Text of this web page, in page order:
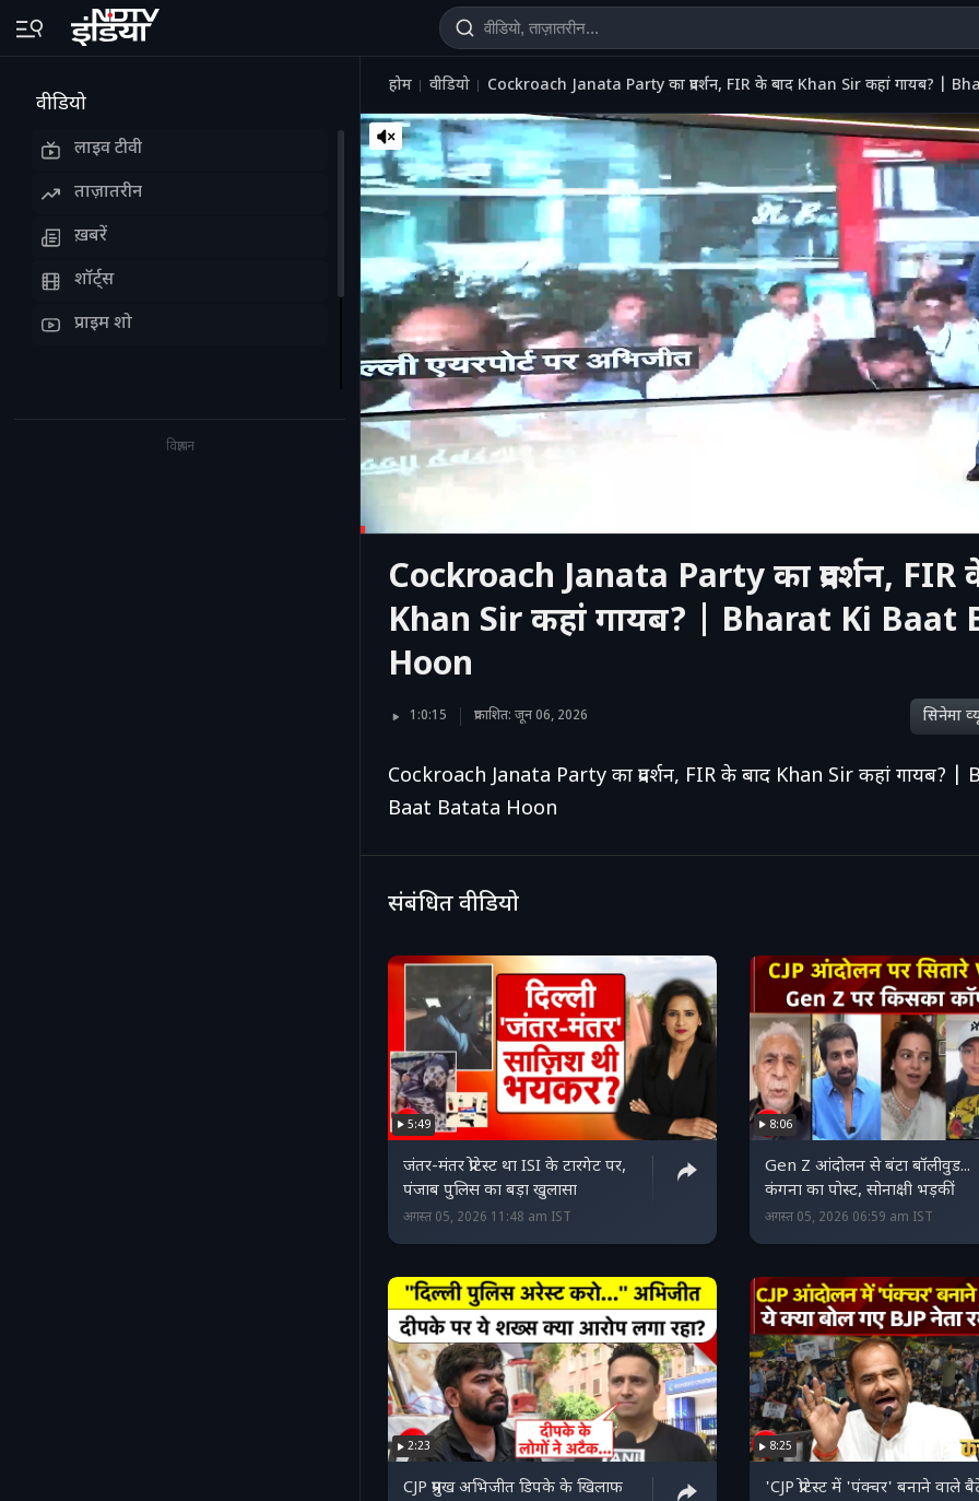
वीडियो
लाइव टीवी
ताज़ातरीन
ख़बरें
शॉर्ट्स
प्राइम शो
विज्ञापन
होम वीडियो Cockroach Janata Party का प्रदर्शन, FIR के बाद Khan Sir कहां गायब? |
Cockroach Janata Party का प्रदर्शन, FIR
Khan Sir कहां गायब? | Bharat Ki Baat
Hoon
1:0:15 प्रकाशित: जून 06, 2026 सिनेमा
Cockroach Janata Party का प्रदर्शन, FIR के बाद Khan Sir कहां गायब? |
Baat Batata Hoon
संबंधित वीडियो
5:49
जंतर-मंतर प्रोटेस्‍ट था ISI के टारगेट पर,
पंजाब पुलिस का बड़ा खुलासा
अगस्त 05, 2026 11:48 am IST
8:06
Gen Z आंदोलन से बंटा बॉलीवुड...
कंगना का पोस्ट, सोनाक्षी भड़कीं
अगस्त 05, 2026 06:59 am IST
2:23
CJP प्रमुख अभिजीत डिपके के खिलाफ
8:25
'CJP प्रोटेस्‍ट में 'पंक्चर' बनाने वाले